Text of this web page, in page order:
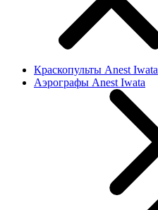
Краскопульты Anest Iwata
Аэрографы Anest Iwata